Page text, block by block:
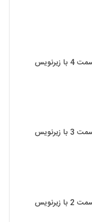
سریال ردیاب قسمت 4 با زیرنویس
سریال ردیاب قسمت 3 با زیرنویس
سریال ردیاب قسمت 2 با زیرنویس